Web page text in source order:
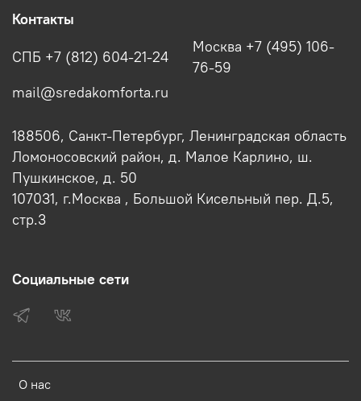
О нас
Контакты
СПБ +7 (812) 604-21-24
Москва +7 (495) 106-
76-59
mail@sredakomforta.ru
188506, Санкт-Петербург, Ленинградская область
Ломоносовский район, д. Малое Карлино, ш.
Пушкинское, д. 50
107031, г.Москва , Большой Кисельный пер. Д.5,
стр.3
Социальные сети